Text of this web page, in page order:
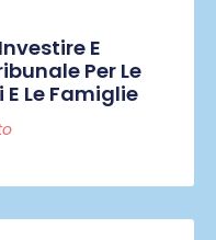
E
Per Le
Le Famiglie